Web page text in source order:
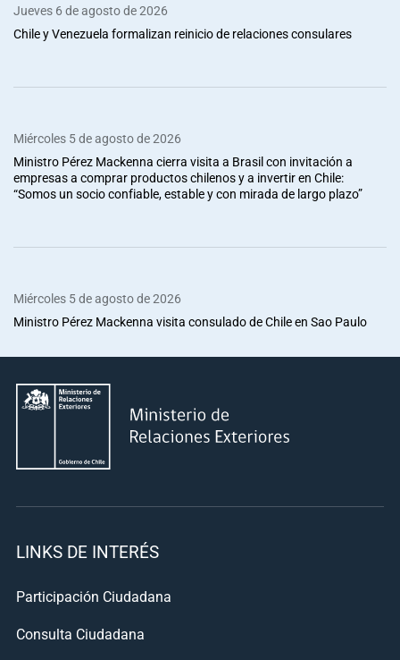
Jueves 6 de agosto de 2026
Chile y Venezuela formalizan reinicio de relaciones consulares
Miércoles 5 de agosto de 2026
Ministro Pérez Mackenna cierra visita a Brasil con invitación a
empresas a comprar productos chilenos y a invertir en Chile:
“Somos un socio confiable, estable y con mirada de largo plazo”
Miércoles 5 de agosto de 2026
Ministro Pérez Mackenna visita consulado de Chile en Sao Paulo
LINKS DE INTERÉS
Participación Ciudadana
Consulta Ciudadana